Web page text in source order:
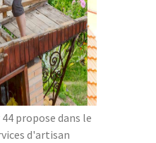
propose dans le
d'artisan